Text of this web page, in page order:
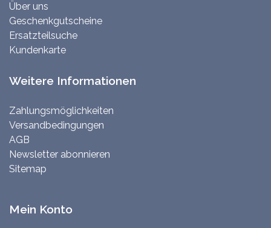
Über uns
Geschenkgutscheine
Ersatzteilsuche
Kundenkarte
Weitere Informationen
Zahlungsmöglichkeiten
Versandbedingungen
AGB
Newsletter abonnieren
Sitemap
Mein Konto